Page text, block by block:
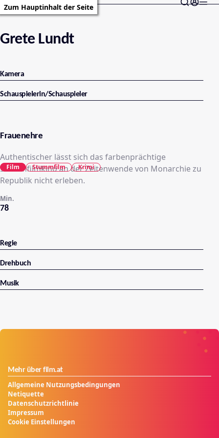
Zum Hauptinhalt der Seite
Grete Lundt
Kamera
Schauspielerin/Schauspieler
Frauenehre
Authentischer lässt sich das farbenprächtige
Stummfilmkino an der Zeitenwende von Monarchie zu
Republik nicht erleben.
78
Min.
Film Stummfilm Krimi
Regie
Drehbuch
Musik
Mehr über film.at
Allgemeine Nutzungsbedingungen
Netiquette
Datenschutzrichtlinie
Impressum
Cookie Einstellungen